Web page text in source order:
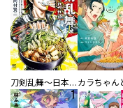
刀剣乱舞～日本号つれづれ酒～